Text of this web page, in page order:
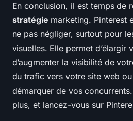
En conclusion, il est temps de
stratégie marketing. Pinterest
ne pas négliger, surtout pour
visuelles. Elle permet d’élargir
d’augmenter la visibilité de
du trafic vers votre site web
démarquer de vos
plus, et lancez-vous sur